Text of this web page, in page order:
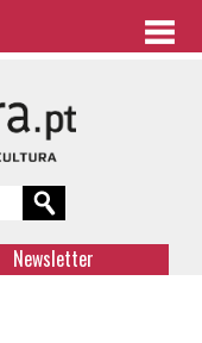
Newsletter